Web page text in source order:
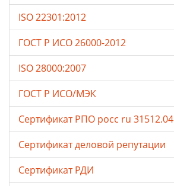
ISO 22301:2012
ГОСТ Р ИСО 26000-2012
ISO 28000:2007
ГОСТ Р ИСО/МЭК
Сертификат РПО росс ru 31512.04
Сертификат деловой репутации
Сертификат РДИ